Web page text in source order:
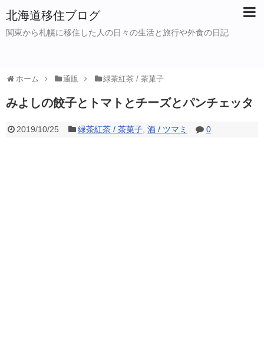
北海道移住ブログ
関東から札幌に移住した人の日々の生活と旅行や外食の日記
ホーム 通販 緑茶紅茶 / 茶菓子
みよしの餃子とトマトとチーズとパンチェッタ
2019/10/25 緑茶紅茶 / 茶菓子, 酒 / ツマミ 0